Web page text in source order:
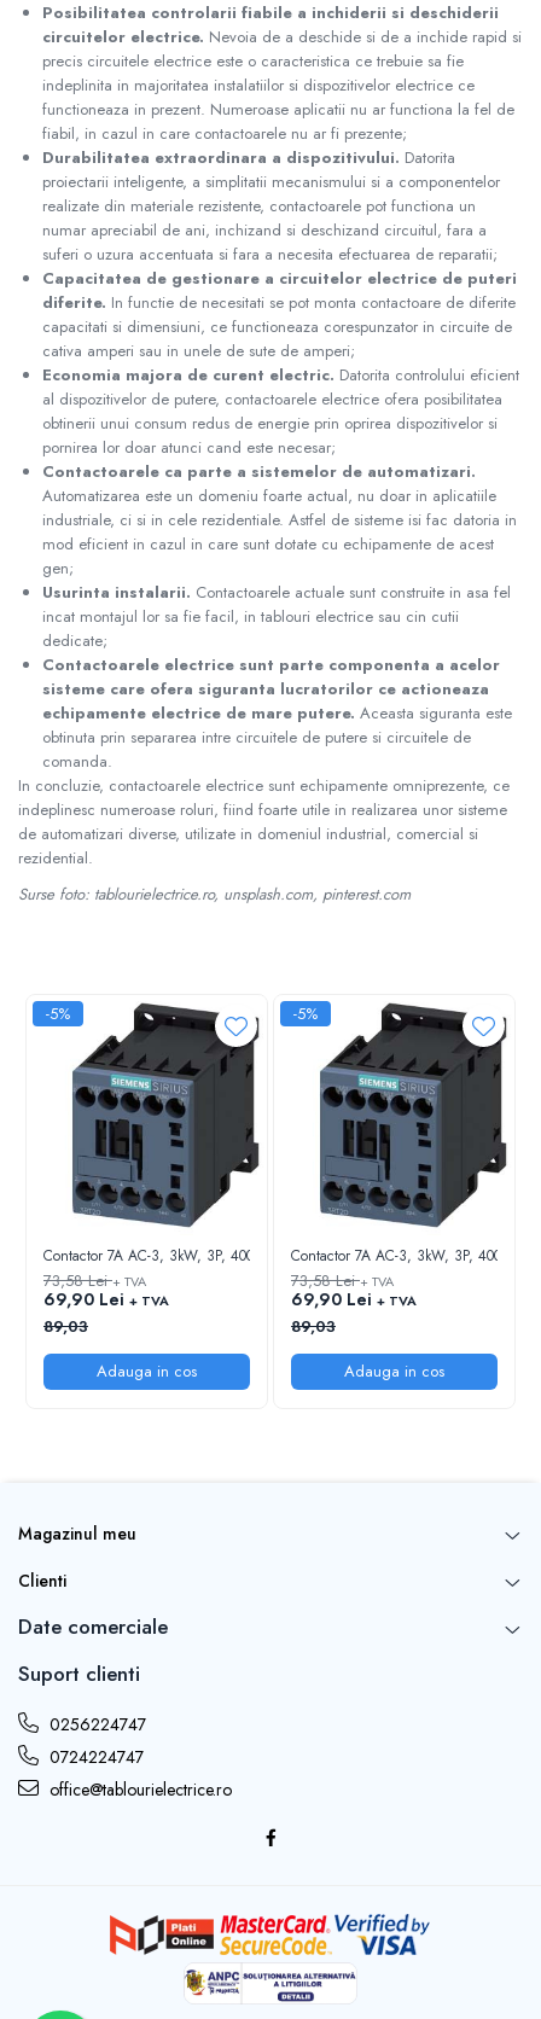
Posibilitatea controlarii fiabile a inchiderii si deschiderii
circuitelor electrice. Nevoia de a deschide si de a inchide rapid si
precis circuitele electrice este o caracteristica ce trebuie sa fie
indeplinita in majoritatea instalatiilor si dispozitivelor electrice ce
functioneaza in prezent. Numeroase aplicatii nu ar functiona la fel de
fiabil, in cazul in care contactoarele nu ar fi prezente;
Durabilitatea extraordinara a dispozitivului. Datorita
proiectarii inteligente, a simplitatii mecanismului si a componentelor
realizate din materiale rezistente, contactoarele pot functiona un
numar apreciabil de ani, inchizand si deschizand circuitul, fara a
suferi o uzura accentuata si fara a necesita efectuarea de reparatii;
Capacitatea de gestionare a circuitelor electrice de puteri
diferite. In functie de necesitati se pot monta contactoare de diferite
capacitati si dimensiuni, ce functioneaza corespunzator in circuite de
cativa amperi sau in unele de sute de amperi;
Economia majora de curent electric. Datorita controlului eficient
al dispozitivelor de putere, contactoarele electrice ofera posibilitatea
obtinerii unui consum redus de energie prin oprirea dispozitivelor si
pornirea lor doar atunci cand este necesar;
Contactoarele ca parte a sistemelor de automatizari.
Automatizarea este un domeniu foarte actual, nu doar in aplicatiile
industriale, ci si in cele rezidentiale. Astfel de sisteme isi fac datoria in
mod eficient in cazul in care sunt dotate cu echipamente de acest
gen;
Usurinta instalarii. Contactoarele actuale sunt construite in asa fel
incat montajul lor sa fie facil, in tablouri electrice sau cin cutii
dedicate;
Contactoarele electrice sunt parte componenta a acelor
sisteme care ofera siguranta lucratorilor ce actioneaza
echipamente electrice de mare putere. Aceasta siguranta este
obtinuta prin separarea intre circuitele de putere si circuitele de
comanda.
In concluzie, contactoarele electrice sunt echipamente omniprezente, ce
indeplinesc numeroase roluri, fiind foarte utile in realizarea unor sisteme
de automatizari diverse, utilizate in domeniul industrial, comercial si
rezidential.
Surse foto: tablourielectrice.ro, unsplash.com, pinterest.com
-5%
Contactor 7A AC-3, 3kW, 3P, 400V, 1NO, Uc=24Vac, S00
73,58 Lei+ TVA
69,90 Lei + TVA
89,03
Adauga in cos
-5%
73,58 Lei+ TVA
69,90 Lei + TVA
89,03
Adauga in cos
Magazinul meu
Clienti
Date comerciale
Suport clienti
0256224747
0724224747
office@tablourielectrice.ro